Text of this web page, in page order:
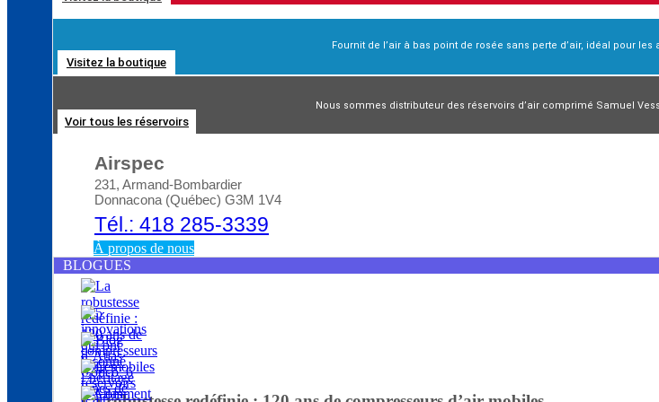
Blog d’Atlas Copco: Comment choisir le bon compresseur rotatif à vis
Fournit de l’air à bas point de rosée sans perte d’air, idéal pour
Visitez la boutique
Nous sommes distributeur des réservoirs d’air comprimé Samuel
Voir tous les réservoirs
Airspec
231, Armand-Bombardier
Donnacona (Québec) G3M 1V4
Tél.: 418 285-3339
À propos de nous
BLOGUES